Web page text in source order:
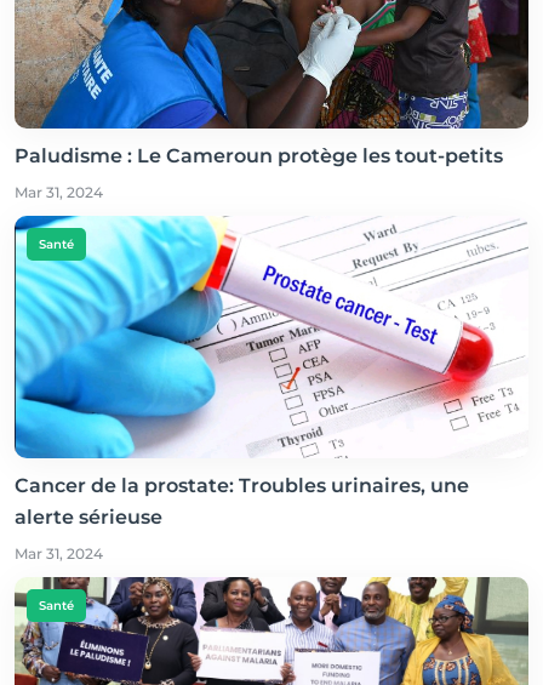
Paludisme : Le Cameroun protège les tout-petits
Mar 31, 2024
Santé
Cancer de la prostate: Troubles urinaires, une
alerte sérieuse
Mar 31, 2024
Santé